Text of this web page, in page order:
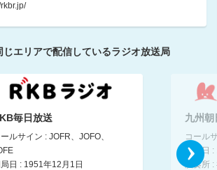
ｉ（２）
倫子
（３）
子
じエリアで配信しているラジオ放送局
毎日放送
ルサイン : JOFR、JOFO、
日 : 1951年12月1日
九州朝
コール
開局日
演奏所 :